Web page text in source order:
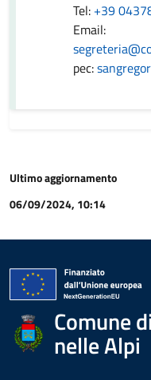
Tel: +39
Email:
pec:
Ultimo aggiornamento
06/09/2024, 10:14
Comune
nelle Alpi